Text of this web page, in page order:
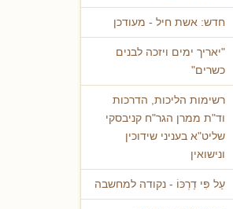
חדש: אשת חיל - מעודכן
"יאריך ימים ויזכה לבנים
כשרים"
רשימות הליכות, הדרכות
וד"ת ממרן הגר"ח קניבסקי
שליט"א בעניני שידוכין
ונישואין
עַל פִּי דַרְכּוֹ - נקודה למחשבה